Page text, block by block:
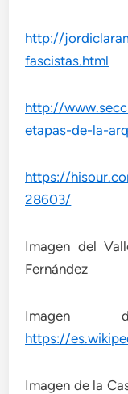
http://
fascistas.html
http://
etapas-de-la-
https://
28603/
Imagen del
Fernández
Imagen
https://
Imagen de la